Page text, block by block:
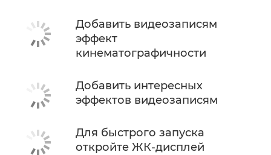
Добавить видеозаписям
эффект
кинематографичности
Добавить интересных
эффектов видеозаписям
Для быстрого запуска
откройте ЖК-дисплей